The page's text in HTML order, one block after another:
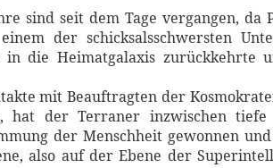
sind seit dem Tage vergangen, da
der schicksalsschwersten
in die Heimatgalaxis zurückkehrte
mit Beauftragten der
hat der Terraner inzwischen
der Menschheit gewonnen
also auf der Ebene der